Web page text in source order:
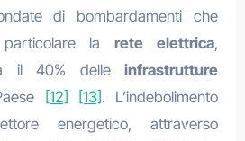
di bombardamenti che
la rete elettrica,
il 40% delleinfrastrutture
[12] [13] . L’indebolimento
energetico, attraverso